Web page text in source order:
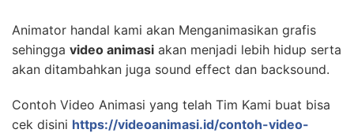
Animator handal kami akan Menganimasikan grafis
sehingga video animasi akan menjadi lebih hidup serta
akan ditambahkan juga sound effect dan backsound.
Contoh Video Animasi yang telah Tim Kami buat bisa
cek disini https://videoanimasi.id/contoh-video-